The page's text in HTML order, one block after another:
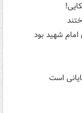
شهید بود
است